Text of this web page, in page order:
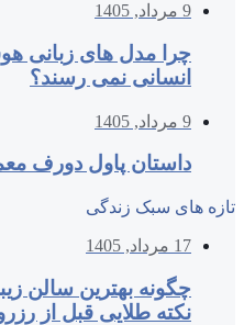
9 مرداد, 1405
چرا مدل‌ های زبانی
انسانی نمی‌ رسند؟
9 مرداد, 1405
داستان پاول دورف
تازه های سبک زندگی
17 مرداد, 1405
نکته طلایی قبل از